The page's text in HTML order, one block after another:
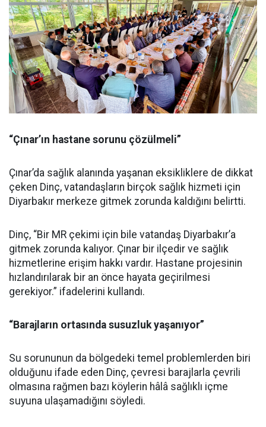
“Çınar’ın hastane sorunu çözülmeli”
Çınar’da sağlık alanında yaşanan eksikliklere de dikkat
çeken Dinç, vatandaşların birçok sağlık hizmeti için
Diyarbakır merkeze gitmek zorunda kaldığını belirtti.
Dinç, “Bir MR çekimi için bile vatandaş Diyarbakır’a
gitmek zorunda kalıyor. Çınar bir ilçedir ve sağlık
hizmetlerine erişim hakkı vardır. Hastane projesinin
hızlandırılarak bir an önce hayata geçirilmesi
gerekiyor.” ifadelerini kullandı.
“Barajların ortasında susuzluk yaşanıyor”
Su sorununun da bölgedeki temel problemlerden biri
olduğunu ifade eden Dinç, çevresi barajlarla çevrili
olmasına rağmen bazı köylerin hâlâ sağlıklı içme
suyuna ulaşamadığını söyledi.